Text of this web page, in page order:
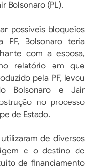
Bolsonaro (PL).
possíveis bloqueios
PF, Bolsonaro teria
com a esposa,
relatório em que
pela PF, levou
Bolsonaro e Jair
no processo
de Estado.
de diversos
e o destino de
de financiamento